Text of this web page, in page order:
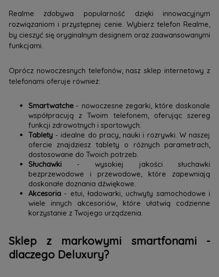
Realme zdobywa popularność dzięki innowacyjnym
rozwiązaniom i przystępnej cenie. Wybierz telefon Realme,
by cieszyć się oryginalnym designem oraz zaawansowanymi
funkcjami.
Oprócz nowoczesnych telefonów, nasz sklep internetowy z
telefonami oferuje również:
Smartwatche- nowoczesne zegarki, które doskonale
współpracują z Twoim telefonem, oferując szereg
funkcji zdrowotnych i sportowych.
Tablety- idealne do pracy, nauki i rozrywki. W naszej
ofercie znajdziesz tablety o różnych parametrach,
dostosowane do Twoich potrzeb.
Słuchawki- wysokiej jakości słuchawki
bezprzewodowe i przewodowe, które zapewniają
doskonałe doznania dźwiękowe.
Akcesoria- etui, ładowarki, uchwyty samochodowe i
wiele innych akcesoriów, które ułatwią codzienne
korzystanie z Twojego urządzenia.
Sklep z markowymi smartfonami -
dlaczego Deluxury?